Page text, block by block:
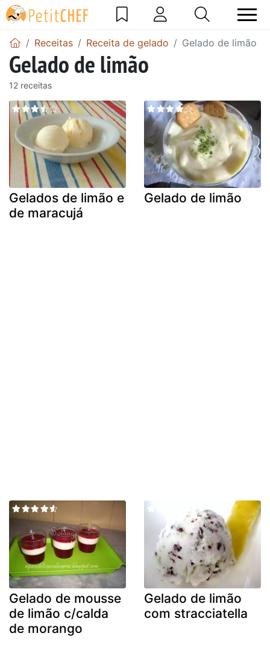
Receitas Receita de gelado Gelado de limão
Gelado de limão
12 receitas
Gelados de limão e
de maracujá
Gelado de limão
Gelado de mousse
de limão c/calda
de morango
Gelado de limão
com stracciatella